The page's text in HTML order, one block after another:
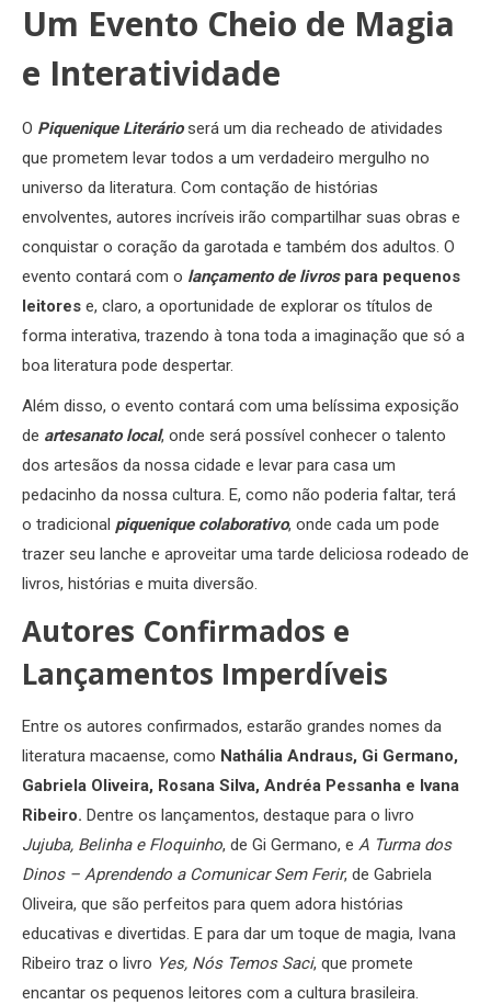
Um Evento Cheio de Magia
e Interatividade
O Piquenique Literário será um dia recheado de atividades
que prometem levar todos a um verdadeiro mergulho no
universo da literatura. Com contação de histórias
envolventes, autores incríveis irão compartilhar suas obras e
conquistar o coração da garotada e também dos adultos. O
evento contará com o lançamento de livros para pequenos
leitores e, claro, a oportunidade de explorar os títulos de
forma interativa, trazendo à tona toda a imaginação que só a
boa literatura pode despertar.
Além disso, o evento contará com uma belíssima exposição
de artesanato local, onde será possível conhecer o talento
dos artesãos da nossa cidade e levar para casa um
pedacinho da nossa cultura. E, como não poderia faltar, terá
o tradicional piquenique colaborativo, onde cada um pode
trazer seu lanche e aproveitar uma tarde deliciosa rodeado de
livros, histórias e muita diversão.
Autores Confirmados e
Lançamentos Imperdíveis
Entre os autores confirmados, estarão grandes nomes da
literatura macaense, como Nathália Andraus, Gi Germano,
Gabriela Oliveira, Rosana Silva, Andréa Pessanha e Ivana
Ribeiro. Dentre os lançamentos, destaque para o livro
Jujuba, Belinha e Floquinho, de Gi Germano, e A Turma dos
Dinos – Aprendendo a Comunicar Sem Ferir, de Gabriela
Oliveira, que são perfeitos para quem adora histórias
educativas e divertidas. E para dar um toque de magia, Ivana
Ribeiro traz o livro Yes, Nós Temos Saci, que promete
encantar os pequenos leitores com a cultura brasileira.